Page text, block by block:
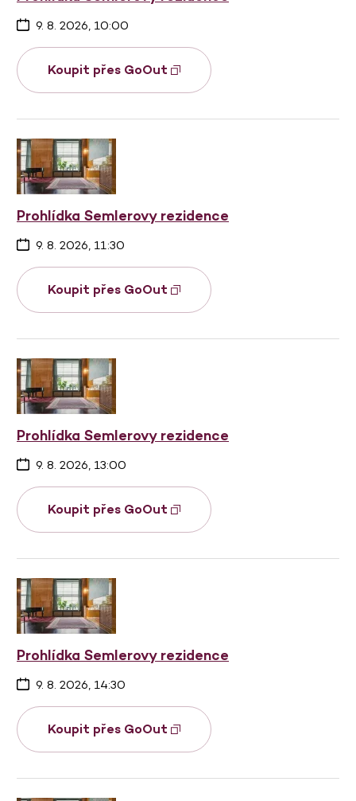
9. 8. 2026, 10:00
Koupit přes GoOut
Prohlídka Semlerovy rezidence
9. 8. 2026, 11:30
Koupit přes GoOut
Prohlídka Semlerovy rezidence
9. 8. 2026, 13:00
Koupit přes GoOut
Prohlídka Semlerovy rezidence
9. 8. 2026, 14:30
Koupit přes GoOut